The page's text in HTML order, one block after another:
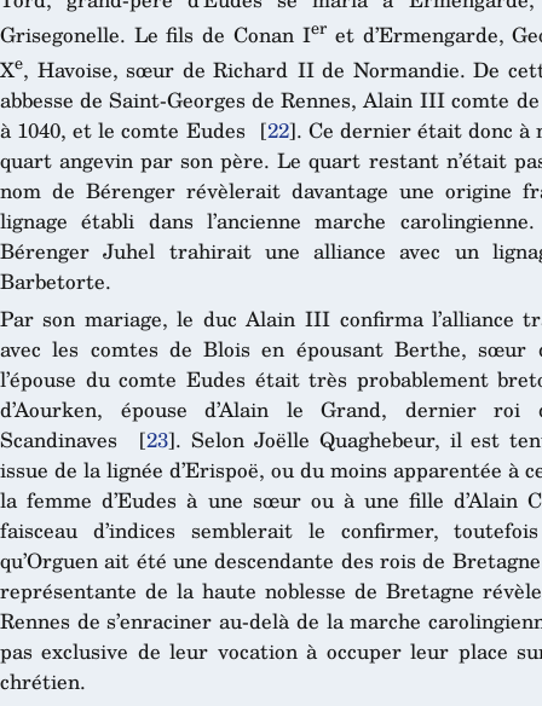
Grisegonelle. Le fils de Conan Ier et d’Ermengarde,
Xe, Havoise, sœur de Richard II de Normandie. De
abbesse de Saint-Georges de Rennes, Alain III comte
à 1040, et le comte Eudes [22]. Ce dernier était donc à
quart angevin par son père. Le quart restant n’était
nom de Bérenger révèlerait davantage une origine
lignage établi dans l’ancienne marche
Bérenger Juhel trahirait une alliance avec un
Barbetorte.
Par son mariage, le duc Alain III confirma l’alliance
avec les comtes de Blois en épousant Berthe, sœur
l’épouse du comte Eudes était très probablement
d’Aourken, épouse d’Alain le Grand, dernier roi
Scandinaves
[23]. Selon Joëlle Quaghebeur, il est
issue de la lignée d’Erispoë, ou du moins apparentée à
la femme d’Eudes à une sœur ou à une fille d’Alain
faisceau d’indices semblerait le confirmer,
qu’Orguen ait été une descendante des rois de
représentante de la haute noblesse de Bretagne
Rennes de s’enraciner au-delà de la marche
pas exclusive de leur vocation à occuper leur place
chrétien.